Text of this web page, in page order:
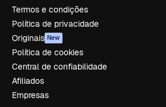
Termos e condições
Política de privacidade
Originais New
Política de cookies
Central de confiabilidade
Afiliados
Empresas